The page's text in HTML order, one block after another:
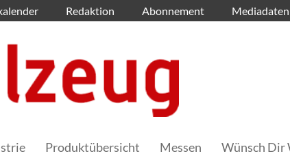
Redaktion Abonnement Mediadaten
Produktübersicht Messen Wünsch Dir